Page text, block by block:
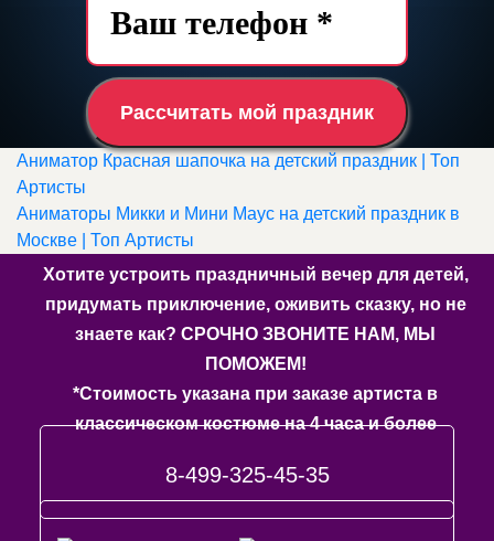
Рассчитать мой праздник
Аниматор Красная шапочка на детский праздник | Топ
Артисты
Аниматоры Микки и Мини Маус на детский праздник в
Москве | Топ Артисты
Хотите устроить праздничный вечер для детей,
придумать приключение, оживить сказку, но не
знаете как? СРОЧНО ЗВОНИТЕ НАМ, МЫ
ПОМОЖЕМ!
*Стоимость указана при заказе артиста в
классическом костюме на 4 часа и более
8-499-325-45-35